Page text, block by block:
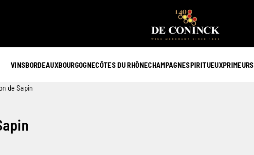
VINSBORDEAUXBOURGOGNECÔTES DU RHÔNECHAMPAGNESPIRITUEUXPRIMEURS
de Sapin